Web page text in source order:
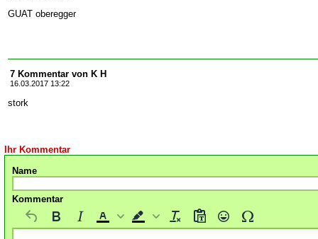
GUAT oberegger
7 Kommentar von K H
16.03.2017 13:22
stork
Ihr Kommentar
Name
Kommentar